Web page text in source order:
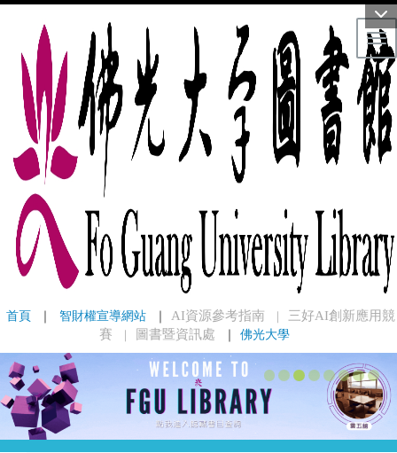
首頁 ｜ 智財權宣導網站 ｜ AI資源參考指南 ｜
三好AI創新應用競
賽
｜ 圖書暨資訊處 ｜ 佛光大學